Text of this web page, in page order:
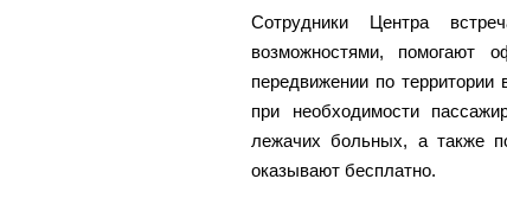
Сотрудники Центра
возможностями, помогают
передвижении по территории
при необходимости
лежачих больных, а также
оказывают бесплатно.